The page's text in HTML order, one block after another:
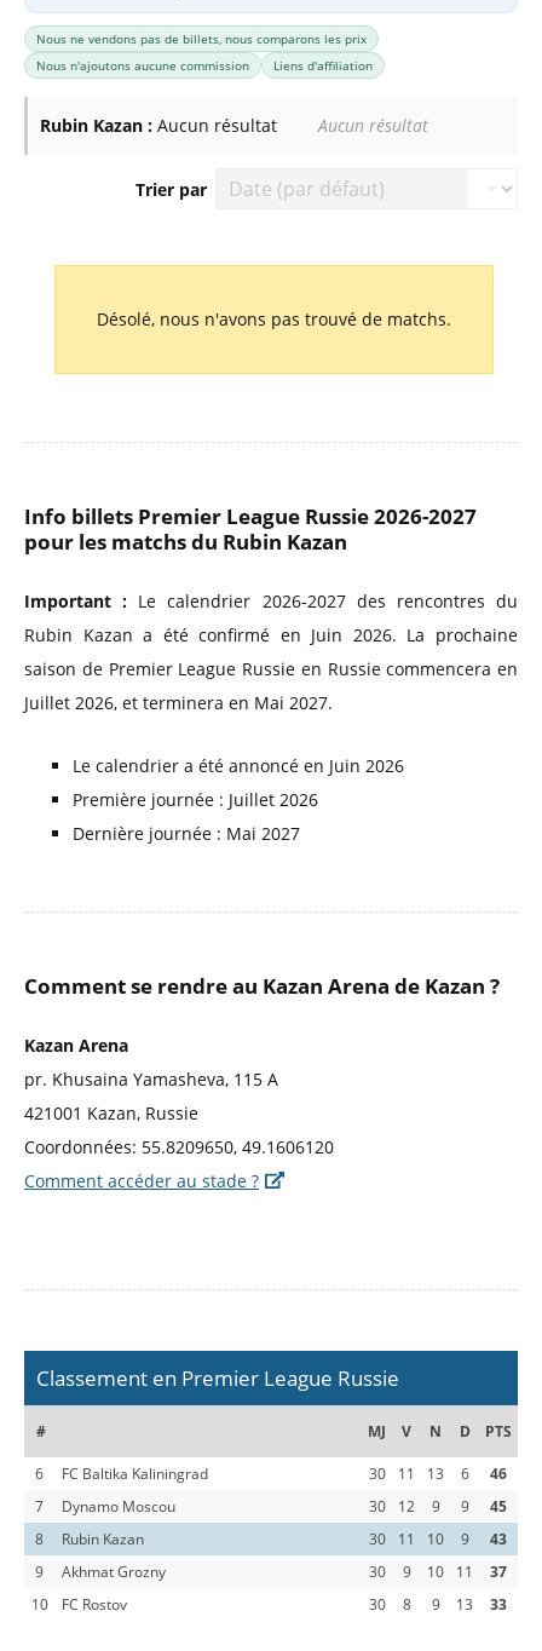
Nous ne vendons pas de billets, nous comparons les prix
Nous n'ajoutons aucune commission
Liens d'affiliation
Rubin Kazan : Aucun résultat Aucun résultat
Trier par
Désolé, nous n'avons pas trouvé de matchs.
Info billets Premier League Russie 2026-2027
pour les matchs du Rubin Kazan
Important : Le calendrier 2026-2027 des rencontres du
Rubin Kazan a été confirmé en Juin 2026. La prochaine
saison de Premier League Russie en Russie commencera en
Juillet 2026, et terminera en Mai 2027.
Le calendrier a été annoncé en Juin 2026
Première journée : Juillet 2026
Dernière journée : Mai 2027
Comment se rendre au Kazan Arena de Kazan ?
Kazan Arena
pr. Khusaina Yamasheva, 115 A
421001 Kazan, Russie
Coordonnées: 55.8209650, 49.1606120
Comment accéder au stade ?
Classement en Premier League Russie
# MJ V N D PTS
6 FC Baltika Kaliningrad 30 11 13 6
46
7
Dynamo Moscou 30 12 9 9
45
8
Rubin Kazan 30 11 10 9
43
9
Akhmat Grozny 30 9 10 11
37
10
FC Rostov 30 8 9 13 33